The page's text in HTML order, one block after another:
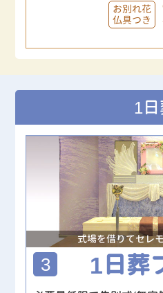
お別れ花
仏具つき
1
式場を借りてセレ
3 1日葬